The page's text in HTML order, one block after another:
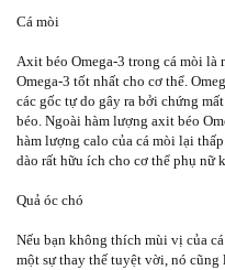
Cá mòi
Axit béo Omega-3 trong cá mòi là
Omega-3 tốt nhất cho cơ thể.
các gốc tự do gây ra bởi chứng
béo. Ngoài hàm lượng axit béo
hàm lượng calo của cá mòi lại
dào rất hữu ích cho cơ thể phụ nữ
Quả óc chó
Nếu bạn không thích mùi vị của
một sự thay thế tuyệt vời, nó cũng